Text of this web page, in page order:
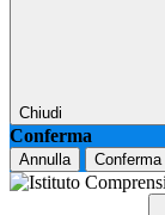
Chiudi
Conferma
Annulla Conferma